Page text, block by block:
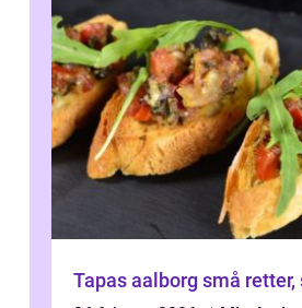
Tapas aalborg